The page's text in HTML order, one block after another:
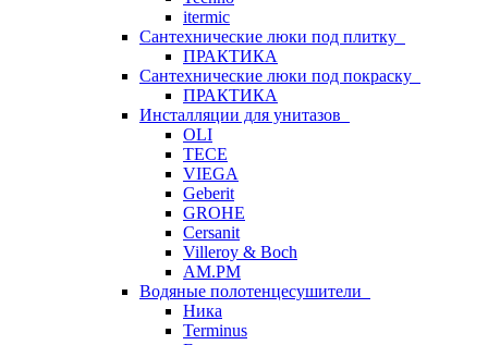
itermic
Сантехнические люки под плитку
ПРАКТИКА
Сантехнические люки под покраску
ПРАКТИКА
Инсталляции для унитазов
OLI
TECE
VIEGA
Geberit
GROHE
Cersanit
Villeroy & Boch
AM.PM
Водяные полотенцесушители
Ника
Terminus